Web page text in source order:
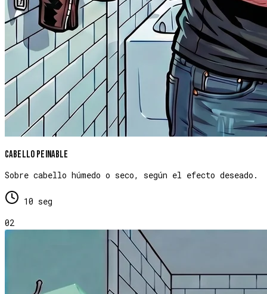
Cabello peinable
Sobre cabello húmedo o seco, según el efecto deseado.
10 seg
02